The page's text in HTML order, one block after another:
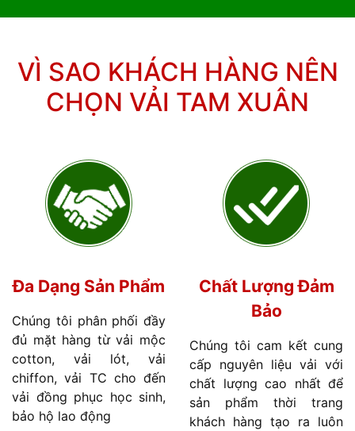
VÌ SAO KHÁCH HÀNG NÊN
CHỌN VẢI TAM XUÂN
Đa Dạng Sản Phẩm
Chúng tôi phân phối đầy
đủ mặt hàng từ vải mộc
cotton, vải lót, vải
chiffon, vải TC cho đến
vải đồng phục học sinh,
bảo hộ lao động
Chất Lượng Đảm
Bảo
Chúng tôi cam kết cung
cấp nguyên liệu vải với
chất lượng cao nhất để
sản phẩm thời trang
khách hàng tạo ra luôn